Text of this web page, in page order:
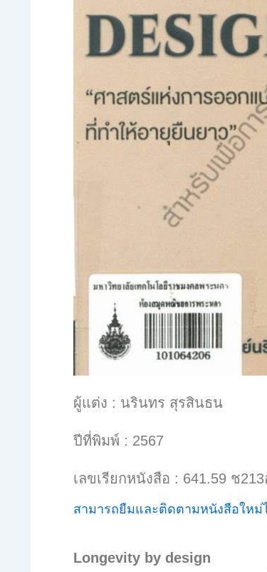
ผู้แต่ง : นรินทร สุรสินธน
ปีที่พิมพ์ : 2567
เลขเรียกหนังสือ : 641.59 ช213
สามารถยืมและติดตามหนังสือใหม่
Longevity by design